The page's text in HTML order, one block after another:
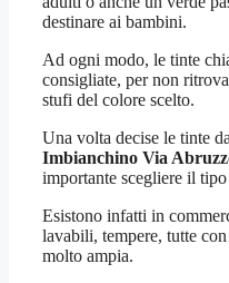
destinare ai bambini.
Ad ogni modo, le tinte
consigliate, per non
stufi del colore scelto.
Una volta decise le tinte
Imbianchino Via
importante scegliere il
Esistono infatti in
lavabili, tempere, tutte
molto ampia.